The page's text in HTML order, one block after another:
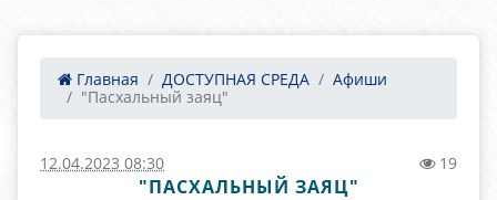
Главная ДОСТУПНАЯ СРЕДА
Афиши
"Пасхальный заяц"
12.04.2023 08:30 19
"ПАСХАЛЬНЫЙ ЗАЯЦ"